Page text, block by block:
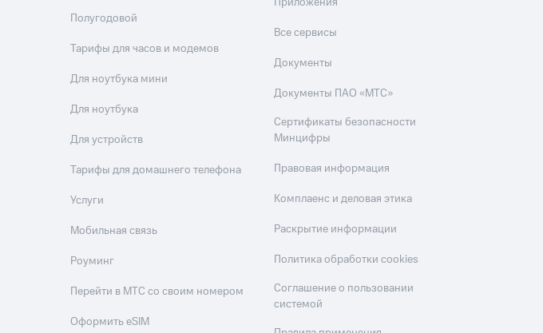
Полугодовой
Тарифы для часов и модемов
Для ноутбука мини
Для ноутбука
Для устройств
Тарифы для домашнего телефона
Услуги
Мобильная связь
Роуминг
Перейти в МТС со своим номером
Оформить eSIM
Все сервисы
Документы
Документы ПАО «МТС»
Сертификаты безопасности
Минцифры
Правовая информация
Комплаенс и деловая этика
Раскрытие информации
Политика обработки cookies
Соглашение о пользовании
системой